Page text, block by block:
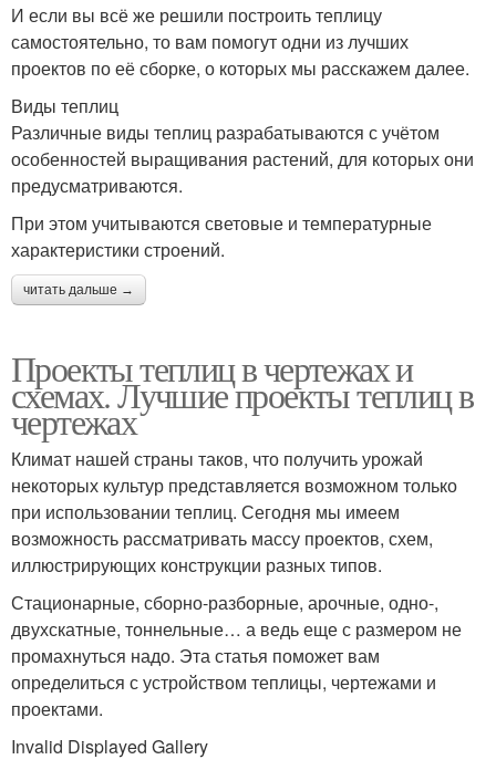
И если вы всё же решили построить теплицу
самостоятельно, то вам помогут одни из лучших
проектов по её сборке, о которых мы расскажем далее.
Виды теплиц
Различные виды теплиц разрабатываются с учётом
особенностей выращивания растений, для которых они
предусматриваются.
При этом учитываются световые и температурные
характеристики строений.
читать дальше →
Проекты теплиц в чертежах и
схемах. Лучшие проекты теплиц в
чертежах
Климат нашей страны таков, что получить урожай
некоторых культур представляется возможном только
при использовании теплиц. Сегодня мы имеем
возможность рассматривать массу проектов, схем,
иллюстрирующих конструкции разных типов.
Стационарные, сборно-разборные, арочные, одно-,
двухскатные, тоннельные… а ведь еще с размером не
промахнуться надо. Эта статья поможет вам
определиться с устройством теплицы, чертежами и
проектами.
Invalid Displayed Gallery